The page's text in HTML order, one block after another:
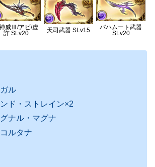
威Ⅲ/アビ/虚
詐 SLv20
天司武器 SLv15
バハムート武器
SLv20
ル
ド・ストレイン×2
ナル・マグナ
ルタナ